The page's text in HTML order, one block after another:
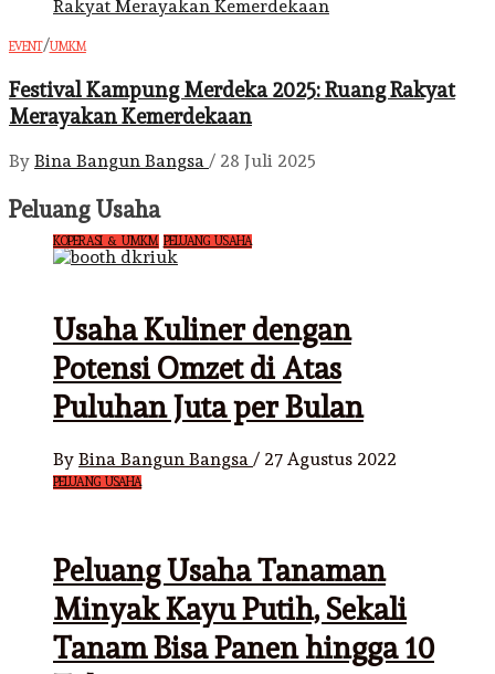
EVENT/UMKM
Festival Kampung Merdeka 2025: Ruang Rakyat
Merayakan Kemerdekaan
By Bina Bangun Bangsa / 28 Juli 2025
Peluang Usaha
KOPERASI & UMKM PELUANG USAHA
Usaha Kuliner dengan
Potensi Omzet di Atas
Puluhan Juta per Bulan
By Bina Bangun Bangsa / 27 Agustus 2022
PELUANG USAHA
Peluang Usaha Tanaman
Minyak Kayu Putih, Sekali
Tanam Bisa Panen hingga 10